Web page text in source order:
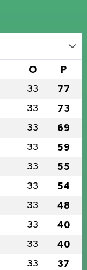
O P
33 77
33 73
33 69
33 59
33 55
33 54
33 48
33 40
33 40
33 37